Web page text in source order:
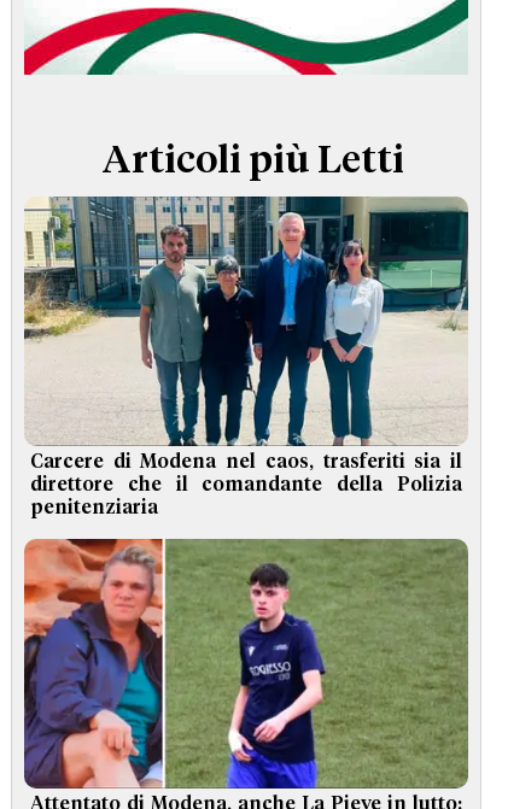
TERMINI e CONDIZIONI
Articoli più Letti
Carcere di Modena nel caos, trasferiti sia il
direttore che il comandante della Polizia
penitenziaria
Attentato di Modena, anche La Pieve in lutto: